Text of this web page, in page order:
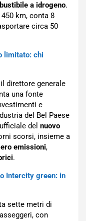
a idrogeno.
km, conta 8
circa 50
limitato: chi
direttore generale
una fonte
e
del Bel Paese
del nuovo
scorsi, insieme a
emissioni,
.
Intercity green: in
sette metri di
con